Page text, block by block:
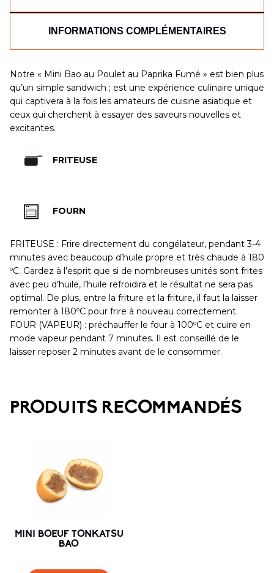
INFORMATIONS COMPLÉMENTAIRES
Notre « Mini Bao au Poulet au Paprika Fumé » est bien plus
qu’un simple sandwich ; est une expérience culinaire unique
qui captivera à la fois les amateurs de cuisine asiatique et
ceux qui cherchent à essayer des saveurs nouvelles et
excitantes.
FRITEUSE
FOURN
FRITEUSE : Frire directement du congélateur, pendant 3-4
minutes avec beaucoup d’huile propre et très chaude à 180
ºC. Gardez à l’esprit que si de nombreuses unités sont frites
avec peu d’huile, l’huile refroidira et le résultat ne sera pas
optimal. De plus, entre la friture et la friture, il faut la laisser
remonter à 180ºC pour frire à nouveau correctement.
FOUR (VAPEUR) : préchauffer le four à 100ºC et cuire en
mode vapeur pendant 7 minutes. Il est conseillé de le
laisser reposer 2 minutes avant de le consommer.
PRODUITS RECOMMANDÉS
MINI BOEUF TONKATSU
BAO